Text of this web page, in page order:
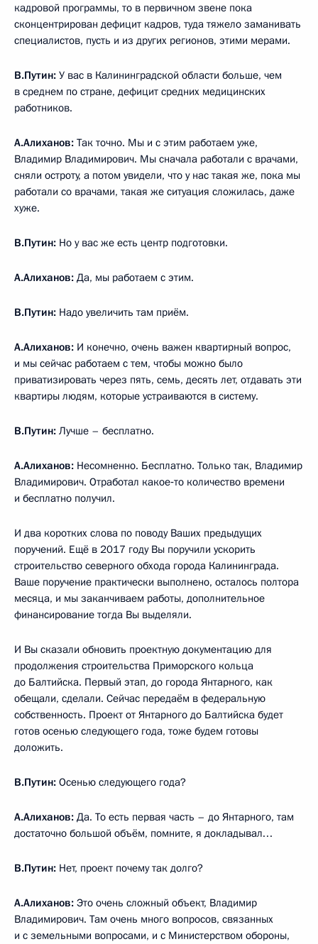
кадровой программы, то в первичном звене пока
сконцентрирован дефицит кадров, туда тяжело заманивать
специалистов, пусть и из других регионов, этими мерами.
В.Путин: У вас в Калининградской области больше, чем
в среднем по стране, дефицит средних медицинских
работников.
А.Алиханов: Так точно. Мы и с этим работаем уже,
Владимир Владимирович. Мы сначала работали с врачами,
сняли остроту, а потом увидели, что у нас такая же, пока мы
работали со врачами, такая же ситуация сложилась, даже
хуже.
В.Путин: Но у вас же есть центр подготовки.
А.Алиханов: Да, мы работаем с этим.
В.Путин: Надо увеличить там приём.
А.Алиханов: И конечно, очень важен квартирный вопрос,
и мы сейчас работаем с тем, чтобы можно было
приватизировать через пять, семь, десять лет, отдавать эти
квартиры людям, которые устраиваются в систему.
В.Путин: Лучше – бесплатно.
А.Алиханов: Несомненно. Бесплатно. Только так, Владимир
Владимирович. Отработал какое‑то количество времени
и бесплатно получил.
И два коротких слова по поводу Ваших предыдущих
поручений. Ещё в 2017 году Вы поручили ускорить
строительство северного обхода города Калининграда.
Ваше поручение практически выполнено, осталось полтора
месяца, и мы заканчиваем работы, дополнительное
финансирование тогда Вы выделяли.
И Вы сказали обновить проектную документацию для
продолжения строительства Приморского кольца
до Балтийска. Первый этап, до города Янтарного, как
обещали, сделали. Сейчас передаём в федеральную
собственность. Проект от Янтарного до Балтийска будет
готов осенью следующего года, тоже будем готовы
доложить.
В.Путин: Осенью следующего года?
А.Алиханов: Да. То есть первая часть – до Янтарного, там
достаточно большой объём, помните, я докладывал…
В.Путин: Нет, проект почему так долго?
А.Алиханов: Это очень сложный объект, Владимир
Владимирович. Там очень много вопросов, связанных
и с земельными вопросами, и с Министерством обороны,